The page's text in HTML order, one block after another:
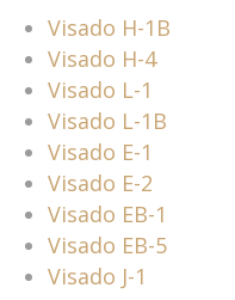
Visado H-1B
Visado H-4
Visado L-1
Visado L-1B
Visado E-1
Visado E-2
Visado EB-1
Visado EB-5
Visado J-1